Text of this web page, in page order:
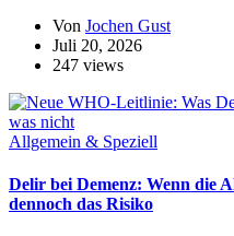
Von Jochen Gust
Juli 20, 2026
247 views
Allgemein & Speziell
Delir bei Demenz: Wenn die
dennoch das Risiko